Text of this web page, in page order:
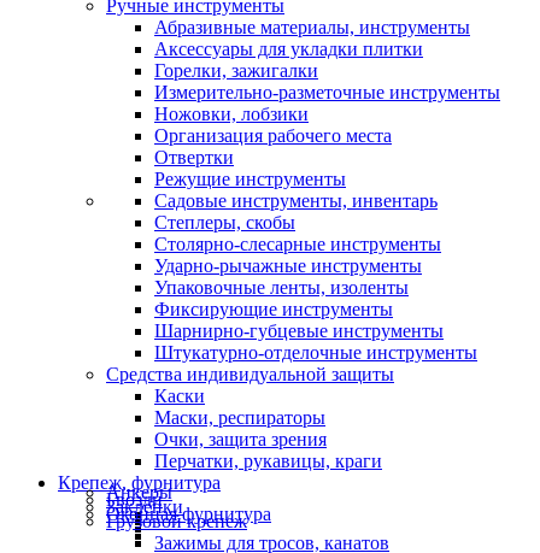
Ручные инструменты
Абразивные материалы, инструменты
Аксессуары для укладки плитки
Горелки, зажигалки
Измерительно-разметочные инструменты
Ножовки, лобзики
Организация рабочего места
Отвертки
Режущие инструменты
Садовые инструменты, инвентарь
Степлеры, скобы
Столярно-слесарные инструменты
Ударно-рычажные инструменты
Упаковочные ленты, изоленты
Фиксирующие инструменты
Шарнирно-губцевые инструменты
Штукатурно-отделочные инструменты
Средства индивидуальной защиты
Каски
Маски, респираторы
Очки, защита зрения
Перчатки, рукавицы, краги
Крепеж, фурнитура
Анкеры
Гвозди
Заклепки
Оконная фурнитура
Грузовой крепеж
Зажимы для тросов, канатов